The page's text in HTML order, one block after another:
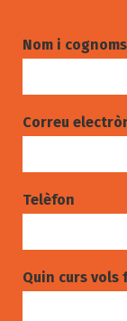
Nom i cognoms
Correu
Telèfon
Quin curs vols